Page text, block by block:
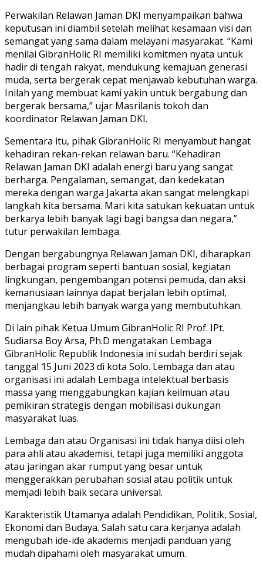
Perwakilan Relawan Jaman DKI menyampaikan bahwa
keputusan ini diambil setelah melihat kesamaan visi dan
semangat yang sama dalam melayani masyarakat. “Kami
menilai GibranHolic RI memiliki komitmen nyata untuk
hadir di tengah rakyat, mendukung kemajuan generasi
muda, serta bergerak cepat menjawab kebutuhan warga.
Inilah yang membuat kami yakin untuk bergabung dan
bergerak bersama,” ujar Masrilanis tokoh dan
koordinator Relawan Jaman DKI.
Sementara itu, pihak GibranHolic RI menyambut hangat
kehadiran rekan-rekan relawan baru. “Kehadiran
Relawan Jaman DKI adalah energi baru yang sangat
berharga. Pengalaman, semangat, dan kedekatan
mereka dengan warga Jakarta akan sangat melengkapi
langkah kita bersama. Mari kita satukan kekuatan untuk
berkarya lebih banyak lagi bagi bangsa dan negara,”
tutur perwakilan lembaga.
Dengan bergabungnya Relawan Jaman DKI, diharapkan
berbagai program seperti bantuan sosial, kegiatan
lingkungan, pengembangan potensi pemuda, dan aksi
kemanusiaan lainnya dapat berjalan lebih optimal,
menjangkau lebih banyak warga yang membutuhkan.
Di lain pihak Ketua Umum GibranHolic RI Prof. IPt.
Sudiarsa Boy Arsa, Ph.D mengatakan Lembaga
GibranHolic Republik Indonesia ini sudah berdiri sejak
tanggal 15 Juni 2023 di kota Solo. Lembaga dan atau
organisasi ini adalah Lembaga intelektual berbasis
massa yang menggabungkan kajian keilmuan atau
pemikiran strategis dengan mobilisasi dukungan
masyarakat luas.
Lembaga dan atau Organisasi ini tidak hanya diisi oleh
para ahli atau akademisi, tetapi juga memiliki anggota
atau jaringan akar rumput yang besar untuk
menggerakkan perubahan sosial atau politik untuk
memjadi lebih baik secara universal.
Karakteristik Utamanya adalah Pendidikan, Politik, Sosial,
Ekonomi dan Budaya. Salah satu cara kerjanya adalah
mengubah ide-ide akademis menjadi panduan yang
mudah dipahami oleh masyarakat umum.